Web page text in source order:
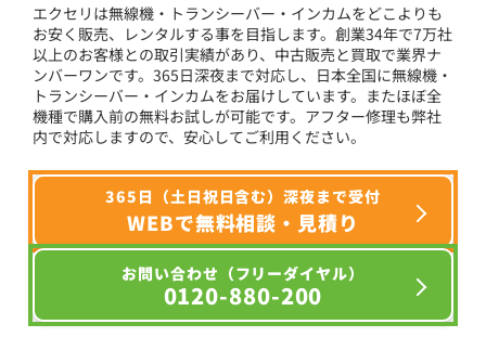
エクセリは無線機・トランシーバー・インカムをどこよりも
お安く販売、レンタルする事を目指します。創業34年で7万社
以上のお客様との取引実績があり、中古販売と買取で業界ナ
ンバーワンです。365日深夜まで対応し、日本全国に無線機・
トランシーバー・インカムをお届けしています。またほぼ全
機種で購入前の無料お試しが可能です。アフター修理も弊社
内で対応しますので、安心してご利用ください。
365日（土日祝日含む）深夜まで受付
WEBで無料相談・見積り
お問い合わせ（フリーダイヤル）
0120-880-200